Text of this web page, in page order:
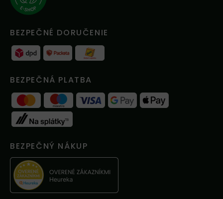
BEZPEČNÉ DORUČENIE
BEZPEČNÁ PLATBA
BEZPEČNÝ NÁKUP